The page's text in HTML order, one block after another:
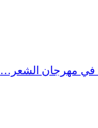
في مهرجان الشعر…